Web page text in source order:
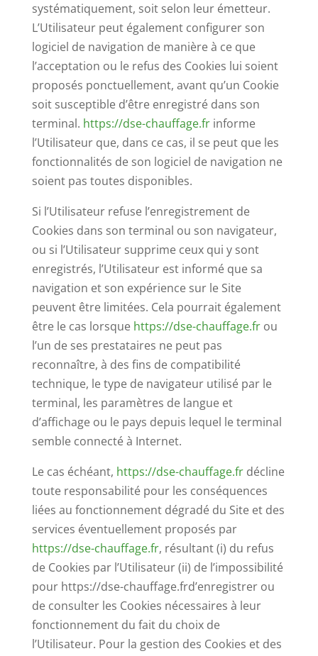
systématiquement, soit selon leur émetteur.
L’Utilisateur peut également configurer son
logiciel de navigation de manière à ce que
l’acceptation ou le refus des Cookies lui soient
proposés ponctuellement, avant qu’un Cookie
soit susceptible d’être enregistré dans son
terminal. https://dse-chauffage.frinforme
l’Utilisateur que, dans ce cas, il se peut que les
fonctionnalités de son logiciel de navigation ne
soient pas toutes disponibles.
Si l’Utilisateur refuse l’enregistrement de
Cookies dans son terminal ou son navigateur,
ou si l’Utilisateur supprime ceux qui y sont
enregistrés, l’Utilisateur est informé que sa
navigation et son expérience sur le Site
peuvent être limitées. Cela pourrait également
être le cas lorsque https://dse-chauffage.frou
l’un de ses prestataires ne peut pas
reconnaître, à des fins de compatibilité
technique, le type de navigateur utilisé par le
terminal, les paramètres de langue et
d’affichage ou le pays depuis lequel le terminal
semble connecté à Internet.
Le cas échéant, https://dse-chauffage.frdécline
toute responsabilité pour les conséquences
liées au fonctionnement dégradé du Site et des
services éventuellement proposés par
https://dse-chauffage.fr, résultant (i) du refus
de Cookies par l’Utilisateur (ii) de l’impossibilité
pour https://dse-chauffage.frd’enregistrer ou
de consulter les Cookies nécessaires à leur
fonctionnement du fait du choix de
l’Utilisateur. Pour la gestion des Cookies et des